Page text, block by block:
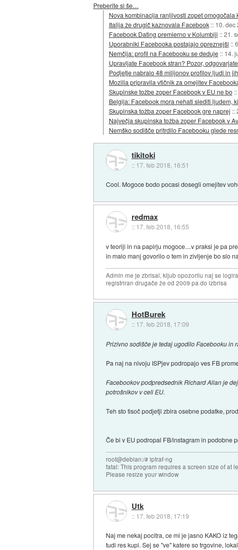
Preberite si še…
Nova kombinacija ranljivosti zopet omogočala
Italija že drugič kaznovala Facebook :: 10. dec
Facebook Dating premierno v Kolumbiji ::21.
Uporabniki Facebooka postajajo opreznejši ::
Nemčija: profil na Facebooku se deduje :: 14.
Upravljate Facebook stran? Pozor,
Podjetje nabralo 48 milijonov profilov ljudi in
Mozilla pripravila vtičnik za omejitev
Skupinske tožbe zoper Facebook v EU ne bo ::
Belgija: Facebook mora nehati slediti ljudem,
Skupinska tožba zoper Facebook gre naprej ::
Največja skupinska tožba zoper Facebook v
Nemško sodišče pritrdilo Facebooku glede
tikitoki
:: 17. feb 2018, 16:51
Cool. Mogoce bodo pocasi dosegli omejitev
redmax
:: 17. feb 2018, 16:55
v teoriji in na papirju mogoce....v praksi je pa
in malo manj govorilo o tem in zivljenje bo slo
Admin me je zbrisal, kljub opozorilu naj se
registriran drugače že od 2009 pa do izbrisa
HotBurek
:: 17. feb 2018, 17:09
Prizivno sodišče je tedaj ugodilo Facebooku in
Pa naj na nivoju ISPjev podropajo ves FB
Facebookov podpredsednik Richard Allan je
potrošnikov v celi EU.
Teh sto tisoč podjetji zbira osebne podatke,
Če bi v EU podropal FB/instagram in podobne
root@debian:/# iptraf-ng
fatal: This program requires a screen size of at
Please resize your window
Utk
:: 17. feb 2018, 17:19
Naj me nekaj pocitra, ce mi je jasno KAKO iz
tudi res kupi. Sej se "ve" katere so trgovine,